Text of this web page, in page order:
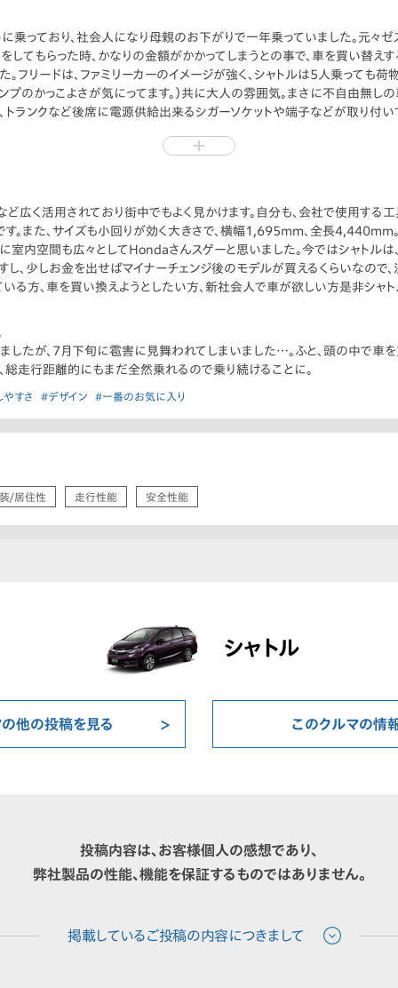
乗っており、社会人になり母親のお下がりで一年乗っていました。元々
てもらった時、かなりの金額がかかってしまうとの事で、車を買い替えす
フリードは、ファミリーカーのイメージが強く、シャトルは5人乗っても荷
プのかっこよさが気にってます。）共に大人の雰囲気。まさに不自由無し
、トランクなど後席に電源供給出来るシガーソケットや端子などが取り付
ど広く活用されており街中でもよく見かけます。自分も、会社で使用する
。また、サイズも小回りが効く大きさで、横幅1,695mm、全長4,440mm
室内空間も広々としてHondaさんスゲーと思いました。今ではシャトル
し、少しお金を出せばマイナーチェンジ後のモデルが買えるくらいなので
る方、車を買い換えようとしたい方、新社会人で車が欲しい方是非シャト
したが、7月下旬に雹害に見舞われてしまいました…。ふと、頭の中で車
総走行距離的にもまだ全然乗れるので乗り続けることに。
すさ #デザイン #一番のお気に入り
/居住性 走行性能 安全性能
シャトル
他の投稿を見る このクルマの情
投稿内容は、お客様個人の感想であり、
弊社製品の性能、機能を保証するものではありません。